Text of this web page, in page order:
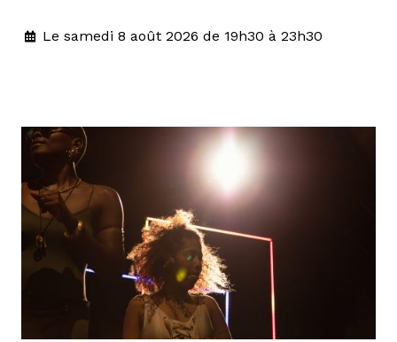
Le samedi 8 août 2026 de 19h30 à 23h30